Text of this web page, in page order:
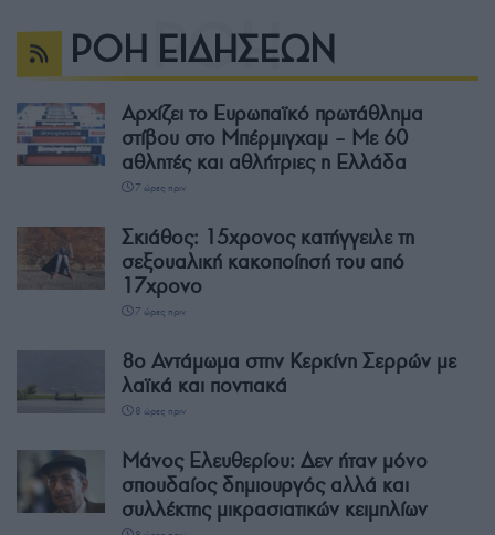
ΡΟΗ ΕΙΔΗΣΕΩΝ
Αρχίζει το Ευρωπαϊκό πρωτάθλημα
στίβου στο Μπέρμιγχαμ – Με 60
αθλητές και αθλήτριες η Ελλάδα
7 ώρες πριν
Σκιάθος: 15χρονος κατήγγειλε τη
σεξουαλική κακοποίησή του από
17χρονο
7 ώρες πριν
8ο Αντάμωμα στην Κερκίνη Σερρών με
λαϊκά και ποντιακά
8 ώρες πριν
Μάνος Ελευθερίου: Δεν ήταν μόνο
σπουδαίος δημιουργός αλλά και
συλλέκτης μικρασιατικών κειμηλίων